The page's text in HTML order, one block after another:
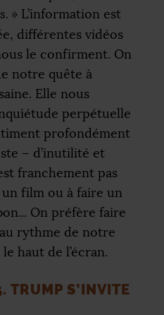
» L’information est
différentes vidéos
le confirment. On
notre quête à
Elle nous
perpétuelle
profondément
– d’inutilité et
franchement pas
un film ou à faire un
On préfère faire
rythme de notre
haut de l’écran.
TRUMP S’INVITE